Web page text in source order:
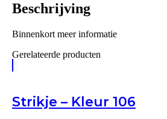
Beschrijving
Binnenkort meer informatie
Gerelateerde producten
Strikje – Kleur 106